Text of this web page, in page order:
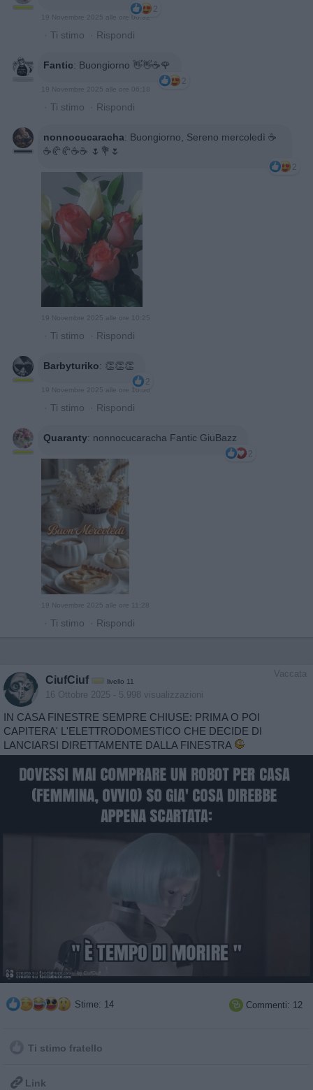
2
19 Novembre 2025 alle ore 00:32
· Ti stimo · Rispondi
Fantic: Buongiorno 👋👋☕🌹
2
19 Novembre 2025 alle ore 06:18
· Ti stimo · Rispondi
nonnocucaracha: Buongiorno, Sereno mercoledì ☕️
☕️🥐🥐☕️☕️ 🌷💐🌷
2
19 Novembre 2025 alle ore 10:25
· Ti stimo · Rispondi
Barbyturiko: 👏👏👏
2
19 Novembre 2025 alle ore 10:56
· Ti stimo · Rispondi
Quaranty: nonnocucaracha Fantic GiuBazz
2
19 Novembre 2025 alle ore 11:28
· Ti stimo · Rispondi
Vaccata
CiufCiuf livello 11
16 Ottobre 2025 - 5.998 visualizzazioni
IN CASA FINESTRE SEMPRE CHIUSE: PRIMA O POI
CAPITERA' L'ELETTRODOMESTICO CHE DECIDE DI
LANCIARSI DIRETTAMENTE DALLA FINESTRA
Stime: 14  Commenti: 12
Ti stimo fratello
 Link